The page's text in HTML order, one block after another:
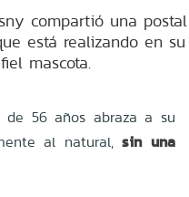
compartió una postal
está realizando en su
mascota.
de 56 años abraza a su
al natural, sin una